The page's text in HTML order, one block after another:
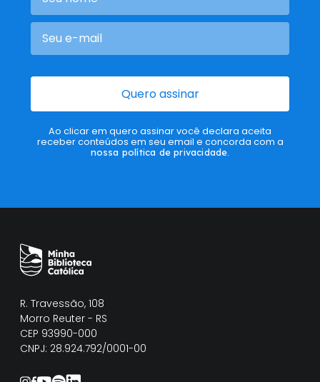
Quero assinar
Ao clicar em quero assinar você declara aceita
receber conteúdos em seu email e concorda com a
nossa política de privacidade.
R. Travessão, 108
Morro Reuter - RS
CEP 93990-000
CNPJ: 28.924.792/0001-00